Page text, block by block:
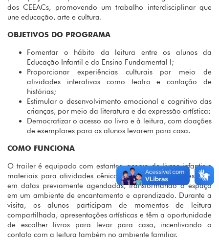
dos CEEACs, promovendo um trabalho interdisciplinar que
une educação, arte e cultura.
OBJETIVOS DO PROGRAMA
Fomentar o hábito da leitura entre os alunos da
Educação Infantil e do Ensino Fundamental I;
Proporcionar experiências culturais por meio de
atividades interativas como teatro e contação de
histórias;
Estimular o desenvolvimento emocional e cognitivo das
crianças, por meio da literatura e da expressão artística;
Democratizar o acesso ao livro e à leitura, com doações
de exemplares para os alunos levarem para casa.
COMO FUNCIONA
O trailer é equipado com estantes, acervo de livros infantis e
materiais para atividades cênicas. Ele estaciona nas escolas
em datas previamente agendadas, transformando o espaço
em um ambiente de encantamento e aprendizado. Durante a
visita, os alunos participam de momentos de leitura
compartilhada, apresentações artísticas e têm a oportunidade
de escolher livros para levar para casa, incentivando o
contato com a leitura também no ambiente familiar.